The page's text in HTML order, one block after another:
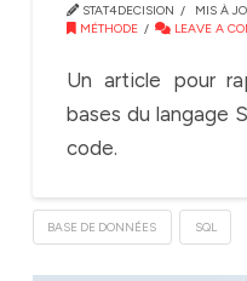
STAT4DECISION
MIS À
MÉTHODE
LEAVE A
Un article pour
bases du langage
code.
BASE DE DONNÉES SQL